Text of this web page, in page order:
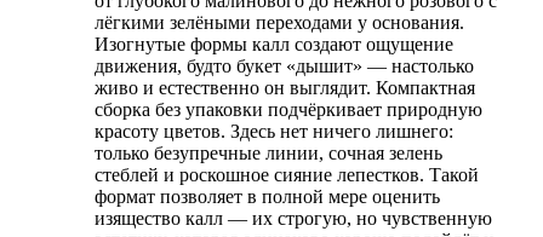
лёгкими зелёными переходами у основания.
Изогнутые формы калл создают ощущение
движения, будто букет «дышит» — настолько
живо и естественно он выглядит. Компактная
сборка без упаковки подчёркивает природную
красоту цветов. Здесь нет ничего лишнего:
только безупречные линии, сочная зелень
стеблей и роскошное сияние лепестков. Такой
формат позволяет в полной мере оценить
изящество калл — их строгую, но чувственную